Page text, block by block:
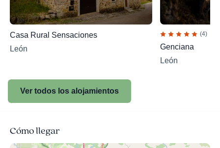
Casa Rural Sensaciones
León
(4)
Genciana
León
Ver todos los alojamientos
Cómo llegar